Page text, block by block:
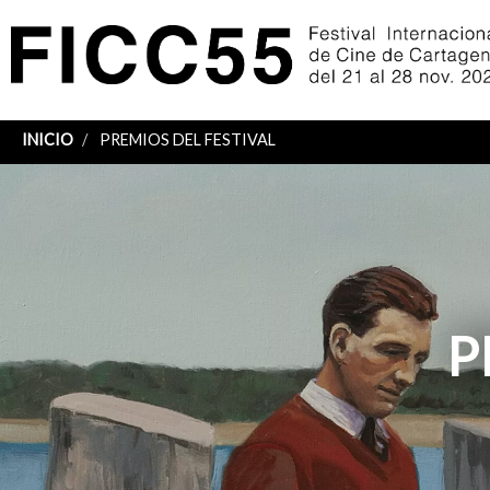
Sobrescribir
ayuda
a
la
navegación
INICIO PREMIOS DEL FESTIVAL